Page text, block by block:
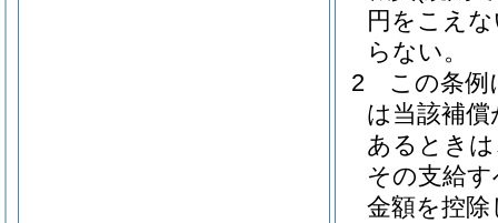
円をこえ
らない。
2
この条例
は当該補
あるとき
その支給
金額を控